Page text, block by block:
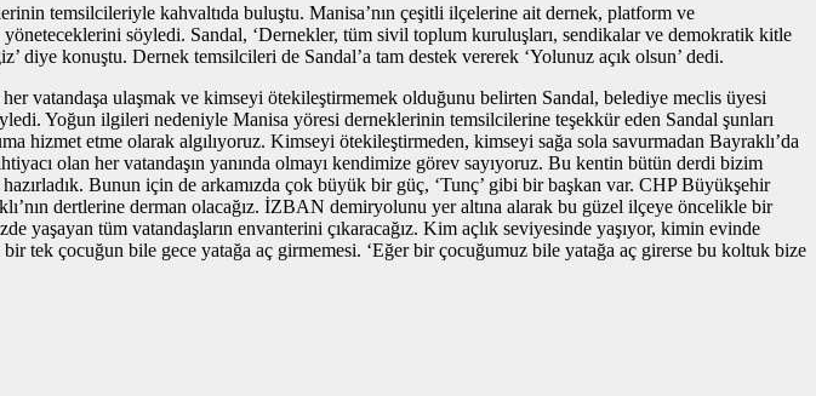
temsilcileriyle kahvaltıda buluştu. Manisa’nın çeşitli ilçelerine ait dernek, platform ve
yöneteceklerini söyledi. Sandal, ‘Dernekler, tüm sivil toplum kuruluşları, sendikalar ve demokratik kitle
diye konuştu. Dernek temsilcileri de Sandal’a tam destek vererek ‘Yolunuz açık olsun’ dedi.
vatandaşa ulaşmak ve kimseyi ötekileştirmemek olduğunu belirten Sandal, belediye meclis üyesi
Yoğun ilgileri nedeniyle Manisa yöresi derneklerinin temsilcilerine teşekkür eden Sandal şunları
hizmet etme olarak algılıyoruz. Kimseyi ötekileştirmeden, kimseyi sağa sola savurmadan Bayraklı’da
olan her vatandaşın yanında olmayı kendimize görev sayıyoruz. Bu kentin bütün derdi bizim
Bunun için de arkamızda çok büyük bir güç, ‘Tunç’ gibi bir başkan var. CHP Büyükşehir
dertlerine derman olacağız. İZBAN demiryolunu yer altına alarak bu güzel ilçeye öncelikle bir
yaşayan tüm vatandaşların envanterini çıkaracağız. Kim açlık seviyesinde yaşıyor, kimin evinde
bir tek çocuğun bile gece yatağa aç girmemesi. ‘Eğer bir çocuğumuz bile yatağa aç girerse bu koltuk bize